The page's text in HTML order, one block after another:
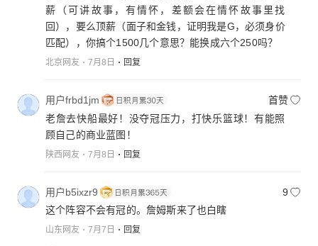
薪（可讲故事，有情怀，差额会在情怀故事里找
回），要么顶薪（面子和金钱，证明我是G，必须身价
匹配），你搞个1500几个意思？能换成六个250吗？
北京网友 7月8日 回复
用户frbd1jm
首赞
老詹去快船最好！没夺冠压力，打快乐篮球！有能照
顾自己的商业蓝图！
陕西网友 7月8日 回复
用户b5ixzr9
9
这个阵容不会有冠的。詹姆斯来了也白瞎
山东网友 7月7日 回复